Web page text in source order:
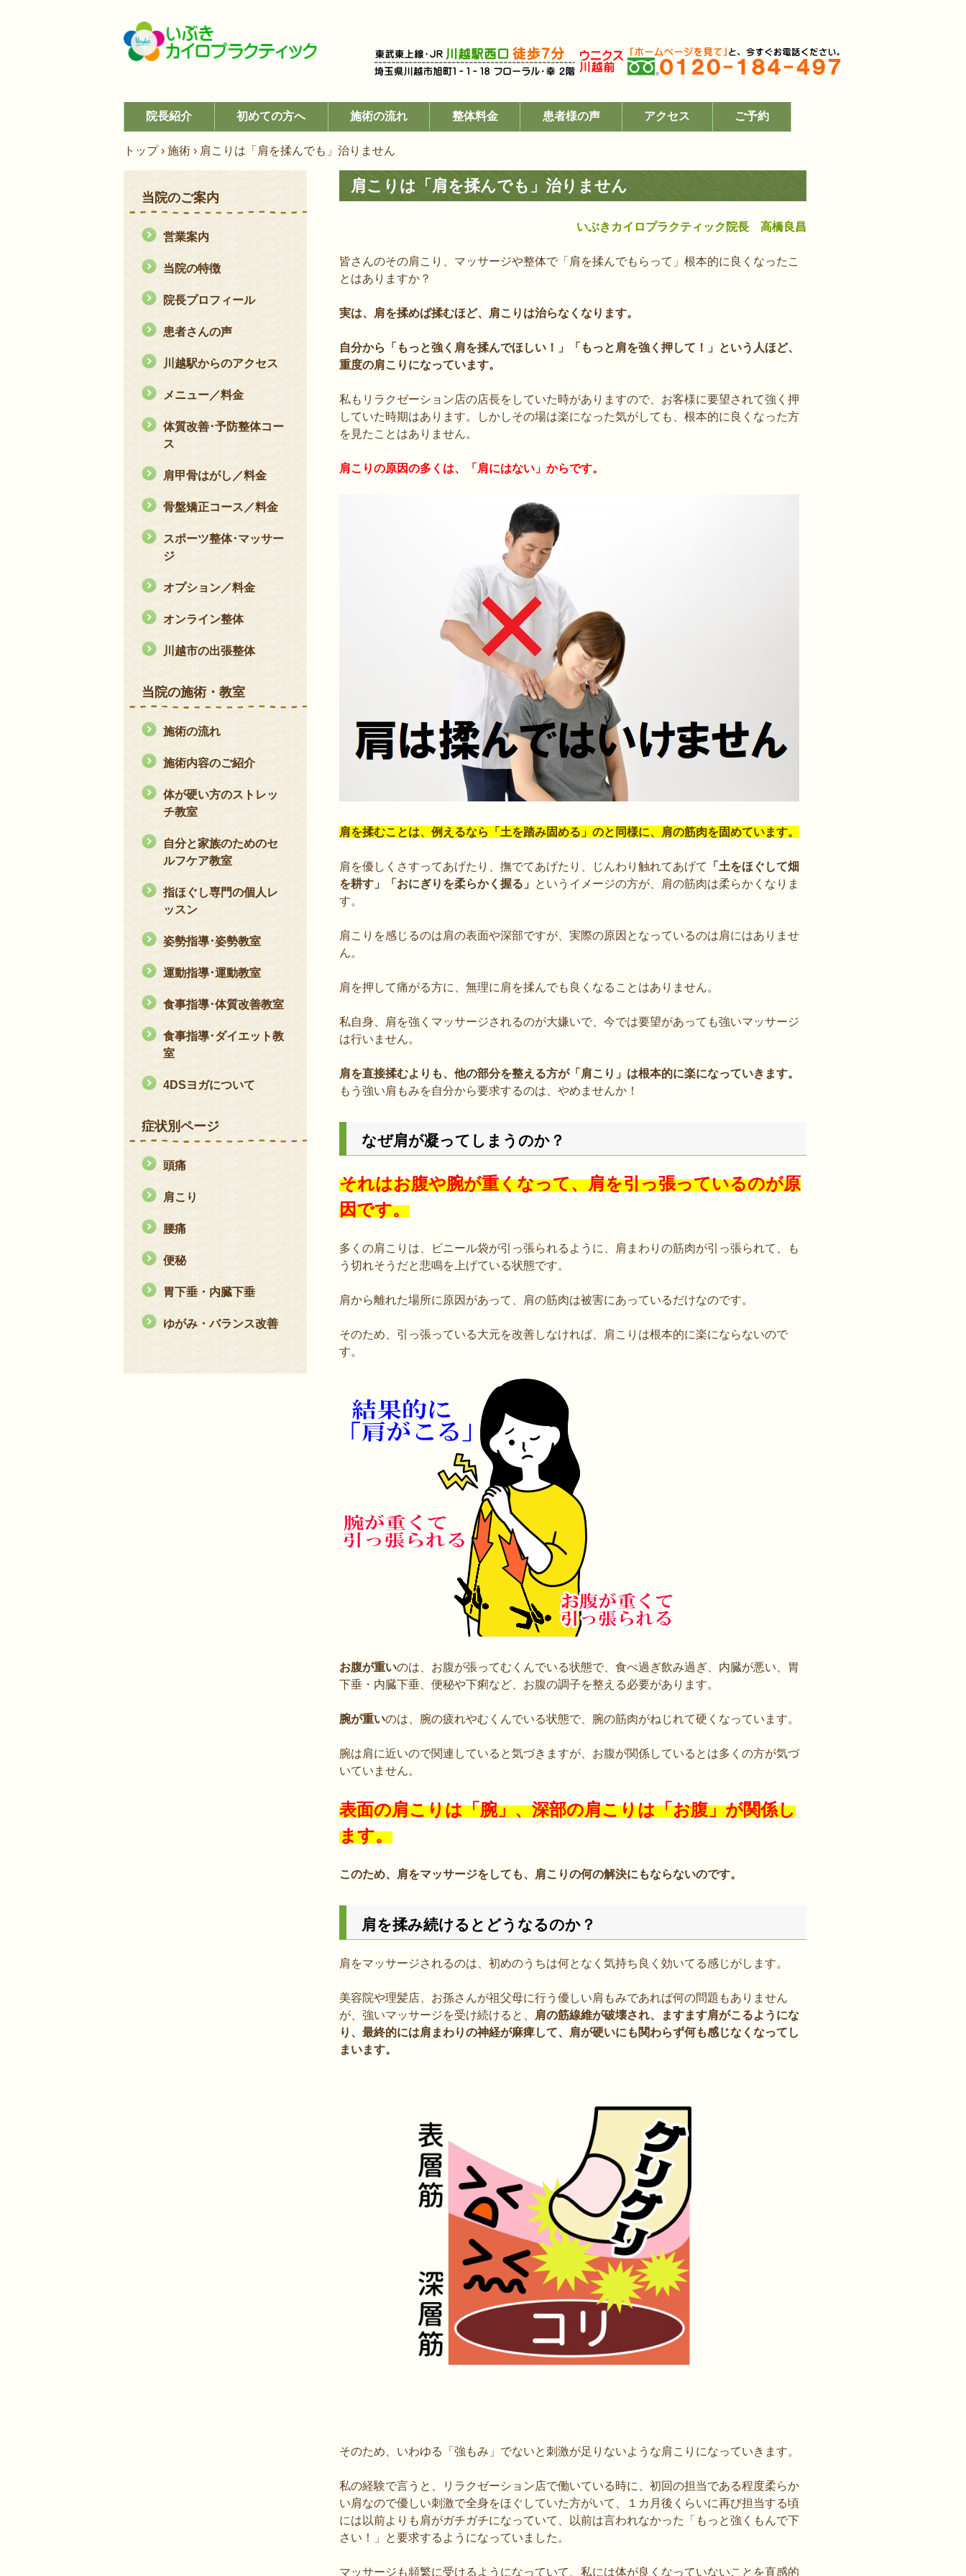
院長紹介 初めての方へ 施術の流れ 整体料金 患者様の声 アクセス ご予約
トップ › 施術 › 肩こりは「肩を揉んでも」治りません
肩こりは「肩を揉んでも」治りません
いぶきカイロプラクティック院長 高橋良昌
皆さんのその肩こり、マッサージや整体で「肩を揉んでもらって」根本的に良くなったこ
とはありますか？
実は、肩を揉めば揉むほど、肩こりは治らなくなります。
自分から「もっと強く肩を揉んでほしい！」「もっと肩を強く押して！」という人ほど、
重度の肩こりになっています。
私もリラクゼーション店の店長をしていた時がありますので、お客様に要望されて強く押
していた時期はあります。しかしその場は楽になった気がしても、根本的に良くなった方
を見たことはありません。
肩こりの原因の多くは、「肩にはない」からです。
肩を揉むことは、例えるなら「土を踏み固める」のと同様に、肩の筋肉を固めています。
肩を優しくさすってあげたり、撫でてあげたり、じんわり触れてあげて
「土をほぐして畑
を耕す」「おにぎりを柔らかく握る」 というイメージの方が、肩の筋肉は柔らかくなりま
す。
肩こりを感じるのは肩の表面や深部ですが、実際の原因となっているのは肩にはありませ
ん。
肩を押して痛がる方に、無理に肩を揉んでも良くなることはありません。
私自身、肩を強くマッサージされるのが大嫌いで、今では要望があっても強いマッサージ
は行いません。
肩を直接揉むよりも、他の部分を整える方が「肩こり」は根本的に楽になっていきます。
もう強い肩もみを自分から要求するのは、やめませんか！
なぜ肩が凝ってしまうのか？
それはお腹や腕が重くなって、肩を引っ張っているのが原
因です。
多くの肩こりは、ビニール袋が引っ張られるように、肩まわりの筋肉が引っ張られて、も
う切れそうだと悲鳴を上げている状態です。
肩から離れた場所に原因があって、肩の筋肉は被害にあっているだけなのです。
そのため、引っ張っている大元を改善しなければ、肩こりは根本的に楽にならないので
す。
お腹が重いのは、お腹が張ってむくんでいる状態で、食べ過ぎ飲み過ぎ、内臓が悪い、胃
下垂・内臓下垂、便秘や下痢など、お腹の調子を整える必要があります。
腕が重いのは、腕の疲れやむくんでいる状態で、腕の筋肉がねじれて硬くなっています。
腕は肩に近いので関連していると気づきますが、お腹が関係しているとは多くの方が気づ
いていません。
表面の肩こりは「腕」、深部の肩こりは「お腹」が関係し
ます。
このため、肩をマッサージをしても、肩こりの何の解決にもならないのです。
肩を揉み続けるとどうなるのか？
肩をマッサージされるのは、初めのうちは何となく気持ち良く効いてる感じがします。
美容院や理髪店、お孫さんが祖父母に行う優しい肩もみであれば何の問題もありません
が、強いマッサージを受け続けると、
肩の筋線維が破壊され、ますます肩がこるようにな
り、最終的には肩まわりの神経が麻痺して、肩が硬いにも関わらず何も感じなくなってし
まいます。
そのため、いわゆる「強もみ」でないと刺激が足りないような肩こりになっていきます。
私の経験で言うと、リラクゼーション店で働いている時に、初回の担当である程度柔らか
い肩なので優しい刺激で全身をほぐしていた方がいて、１カ月後くらいに再び担当する頃
には以前よりも肩がガチガチになっていて、以前は言われなかった「もっと強くもんで下
さい！」と要求するようになっていました。
マッサージも頻繁に受けるようになっていて、私には体が良くなっていないことを直感的
当院のご案内
営業案内
当院の特徴
院長プロフィール
患者さんの声
川越駅からのアクセス
メニュー／料金
体質改善･予防整体コー
ス
肩甲骨はがし／料金
骨盤矯正コース／料金
スポーツ整体･マッサー
ジ
オプション／料金
オンライン整体
川越市の出張整体
当院の施術・教室
施術の流れ
施術内容のご紹介
体が硬い方のストレッ
チ教室
自分と家族のためのセ
ルフケア教室
指ほぐし専門の個人レ
ッスン
姿勢指導･姿勢教室
運動指導･運動教室
食事指導･体質改善教室
食事指導･ダイエット教
室
4DSヨガについて
症状別ページ
頭痛
肩こり
腰痛
便秘
胃下垂・内臓下垂
ゆがみ・バランス改善